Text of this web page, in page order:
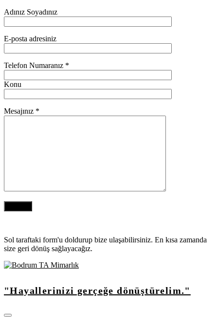
Adınız Soyadınız
E-posta adresiniz
Telefon Numaranız *
Konu
Mesajınız *
Sol taraftaki form'u doldurup bize ulaşabilirsiniz. En kısa zamanda
size geri dönüş sağlayacağız.
"Hayallerinizi gerçeğe dönüştürelim."